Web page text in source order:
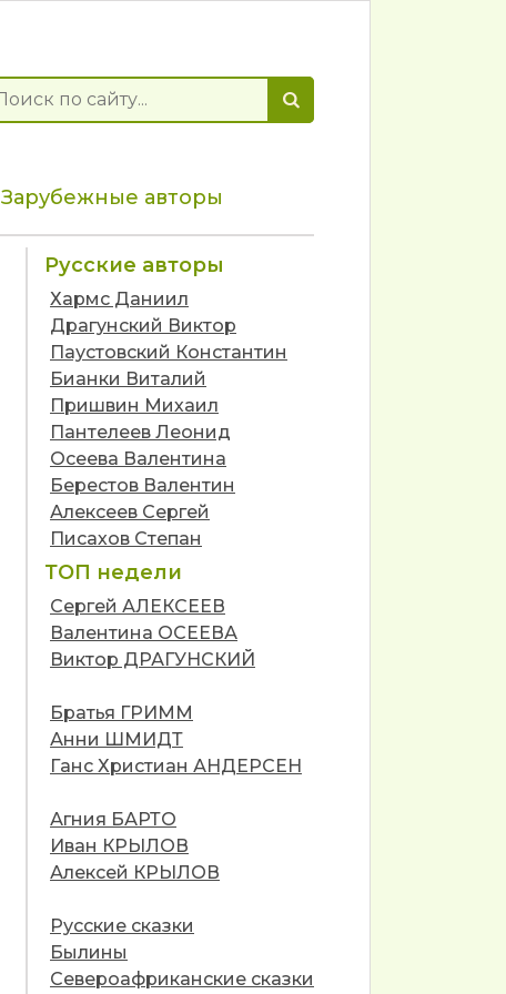
Зарубежные авторы
Русские авторы
Хармс Даниил
Драгунский Виктор
Паустовский Константин
Бианки Виталий
Пришвин Михаил
Пантелеев Леонид
Осеева Валентина
Берестов Валентин
Алексеев Сергей
Писахов Степан
ТОП недели
Сергей АЛЕКСЕЕВ
Валентина ОСЕЕВА
Виктор ДРАГУНСКИЙ
Братья ГРИММ
Анни ШМИДТ
Ганс Христиан АНДЕРСЕН
Агния БАРТО
Иван КРЫЛОВ
Алексей КРЫЛОВ
Русские сказки
Былины
Североафриканские сказки